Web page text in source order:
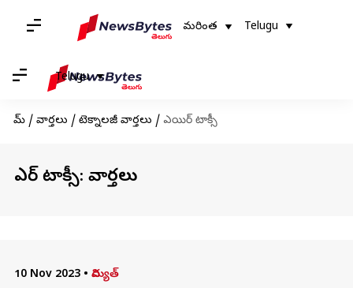
మరింత Telugu
Telugu
హోమ్ / వార్తలు / టెక్నాలజీ వార్తలు / ఎయిర్ టాక్సీ
ఎయిర్ టాక్సీ: వార్తలు
10 Nov 2023 • విద్యుత్